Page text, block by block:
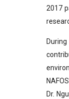
2017
Dr.